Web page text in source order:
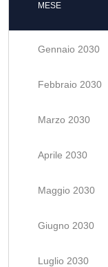
MESE
Gennaio 2030
Febbraio 2030
Marzo 2030
Aprile 2030
Maggio 2030
Giugno 2030
Luglio 2030